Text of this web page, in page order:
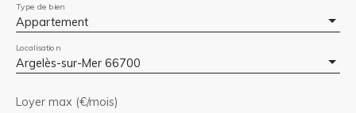
Appartement
Type de bien
Argelès-sur-Mer 66700
Localisation
Loyer max (€/mois)